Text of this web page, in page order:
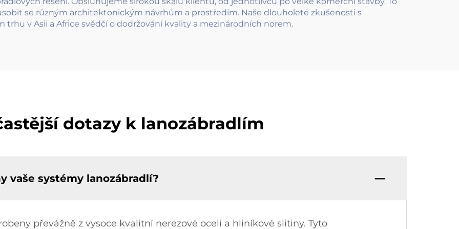
se různým architektonickým návrhům a prostředím. Naše dlouholeté zkušenosti s
v Asii a Africe svědčí o dodržování kvality a mezinárodních norem.
dotazy k lanozábradlím
vaše systémy lanozábradlí?
převážně z vysoce kvalitní nerezové oceli a hliníkové slitiny. Tyto